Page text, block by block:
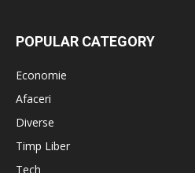
POPULAR CATEGORY
Economie
Afaceri
Diverse
Timp Liber
Tech